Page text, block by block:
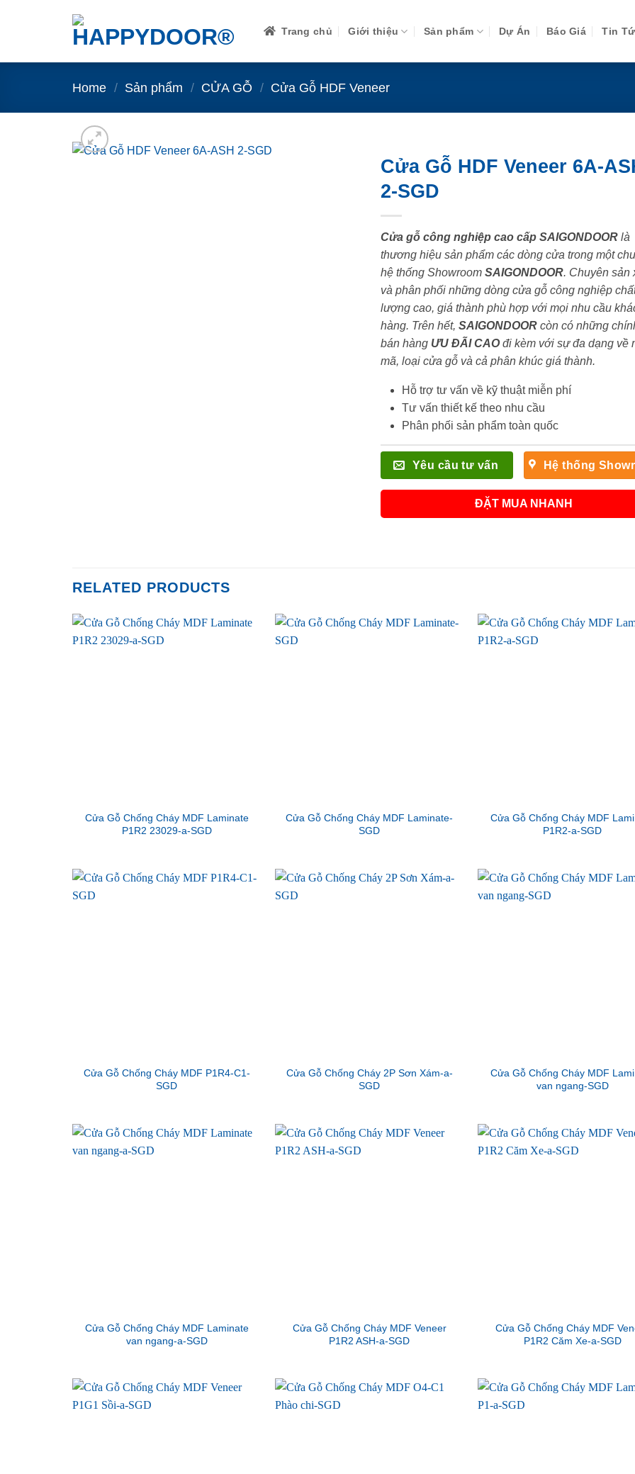
Trang chủ Giới thiệu Sản phẩm Dự Án Báo Giá Tin
Home / Sản phẩm / CỬA GỖ / Cửa Gỗ HDF Veneer
Cửa Gỗ HDF Veneer 6A-
2-SGD
Cửa gỗ công nghiệp cao cấp SAIGONDOORlà
thương hiệu sản phẩm các dòng cửa trong một
hệ thống Showroom SAIGONDOOR. Chuyên sản
và phân phối những dòng cửa gỗ công nghiệp
lượng cao, giá thành phù hợp với mọi nhu cầu
hàng. Trên hết, SAIGONDOORcòn có những
bán hàng ƯU ĐÃI CAOđi kèm với sự đa dạng về
mã, loại cửa gỗ và cả phân khúc giá thành.
Hỗ trợ tư vấn về kỹ thuật miễn phí
Tư vấn thiết kế theo nhu cầu
Phân phối sản phẩm toàn quốc
Yêu cầu tư vấn Hệ thống
ĐẶT MUA NHANH
RELATED PRODUCTS
Cửa Gỗ Chống Cháy MDF Laminate
P1R2 23029-a-SGD
Cửa Gỗ Chống Cháy MDF Laminate-
SGD
Cửa Gỗ Chống Cháy MDF
P1R2-a-SGD
Cửa Gỗ Chống Cháy MDF P1R4-C1-
SGD
Cửa Gỗ Chống Cháy 2P Sơn Xám-a-
SGD
Cửa Gỗ Chống Cháy MDF
van ngang-SGD
Cửa Gỗ Chống Cháy MDF Laminate
van ngang-a-SGD
Cửa Gỗ Chống Cháy MDF Veneer
P1R2 ASH-a-SGD
Cửa Gỗ Chống Cháy MDF
P1R2 Căm Xe-a-SGD